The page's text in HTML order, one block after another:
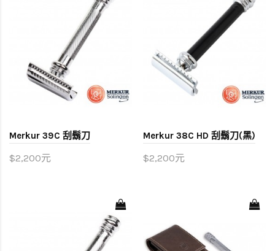
Merkur 39C 刮鬍刀
$2,200元
Merkur 38C HD 刮鬍刀(黑)
$2,200元